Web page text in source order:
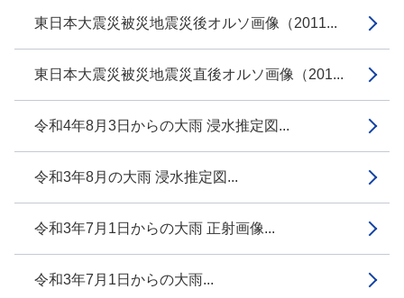
東日本大震災被災地震災後オルソ画像（2011...
東日本大震災被災地震災直後オルソ画像（201...
令和4年8月3日からの大雨 浸水推定図...
令和3年8月の大雨 浸水推定図...
令和3年7月1日からの大雨 正射画像...
令和3年7月1日からの大雨...